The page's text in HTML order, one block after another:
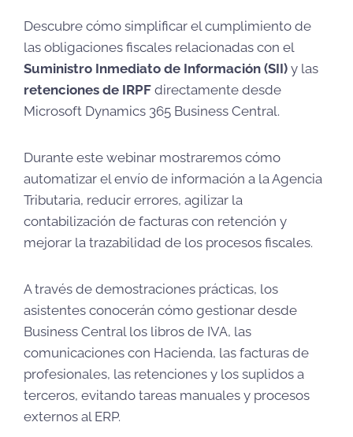
Descubre cómo simplificar el cumplimiento de
las obligaciones fiscales relacionadas con el
Suministro Inmediato de Información (SII) y las
retenciones de IRPF directamente desde
Microsoft Dynamics 365 Business Central.
Durante este webinar mostraremos cómo
automatizar el envío de información a la Agencia
Tributaria, reducir errores, agilizar la
contabilización de facturas con retención y
mejorar la trazabilidad de los procesos fiscales.
A través de demostraciones prácticas, los
asistentes conocerán cómo gestionar desde
Business Central los libros de IVA, las
comunicaciones con Hacienda, las facturas de
profesionales, las retenciones y los suplidos a
terceros, evitando tareas manuales y procesos
externos al ERP.